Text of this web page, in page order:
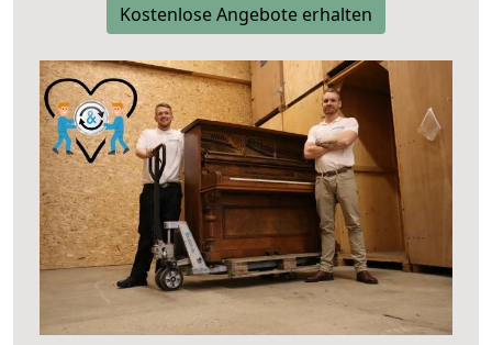
Kostenlose Angebote erhalten